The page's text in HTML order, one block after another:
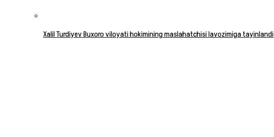
Xalil Turdiyev Buxoro viloyati hokimining maslahatchisi lavozimiga tayinlandi